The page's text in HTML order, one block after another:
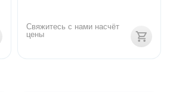
Свяжитесь с нами насчёт
цены